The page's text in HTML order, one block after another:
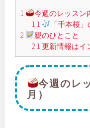
1
今週のレッスン
1.1
「千本桜
2
親のひとこと
2.1 更新情報はイ
今週のレ
月）